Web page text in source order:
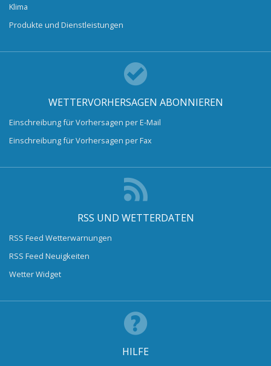
Klima
Produkte und Dienstleistungen
WETTERVORHERSAGEN ABONNIEREN
Einschreibung für Vorhersagen per E-Mail
Einschreibung für Vorhersagen per Fax
RSS UND WETTERDATEN
RSS Feed Wetterwarnungen
RSS Feed Neuigkeiten
Wetter Widget
HILFE